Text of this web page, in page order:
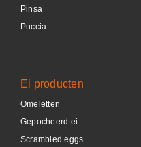
Pinsa
Puccia
Ei producten
Omeletten
Gepocheerd ei
Scrambled eggs